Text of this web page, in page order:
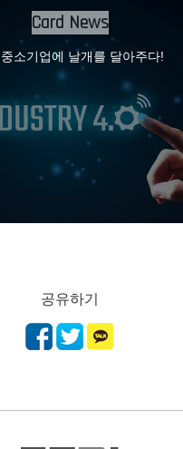
Card News
소기업에 날개를 달아주다!
공유하기